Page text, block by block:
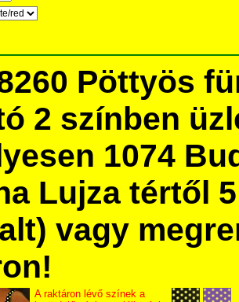
Pöttyös
2 színben
1074
Lujza tértől
vagy
A raktáron lévő színek a